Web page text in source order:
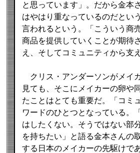
と思っています」。だから金本
はやはり重なっているのだとい
言われるという。「こういう商
商品を提供していくことが期待
え、そしてコミュニティから支
クリス・アンダーソンがメイ
見ても、そこにメイカーの卵や
たことはとても重要だ。「コミ
ワードのひとつとなっている。
はしたくない。そうではない部
を持ちたい」と語る金本さんの
する日本のメイカーの先駆けで